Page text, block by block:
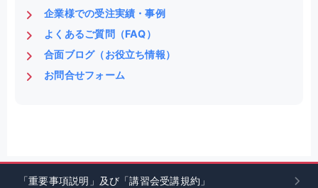
企業様での受注実績・事例
よくあるご質問（FAQ）
合面ブログ（お役立ち情報）
お問合せフォーム
「重要事項説明」及び「講習会受講規約」